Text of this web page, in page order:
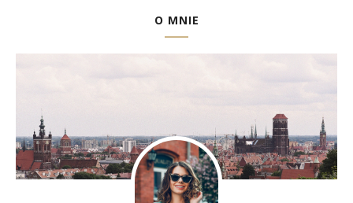
O MNIE